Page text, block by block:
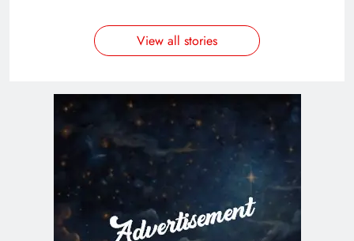
View all stories